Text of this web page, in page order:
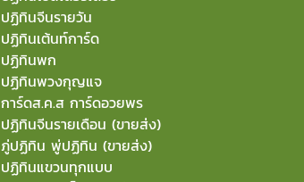
ปฏิทินจีนรายวัน
ปฏิทินเต้นท์การ์ด
ปฏิทินพก
ปฏิทินพวงกุญแจ
การ์ดส.ค.ส การ์ดอวยพร
ปฏิทินจีนรายเดือน (ขายส่ง)
ภู่ปฏิทิน พู่ปฏิทิน (ขายส่ง)
ปฏิทินแขวนทุกแบบ